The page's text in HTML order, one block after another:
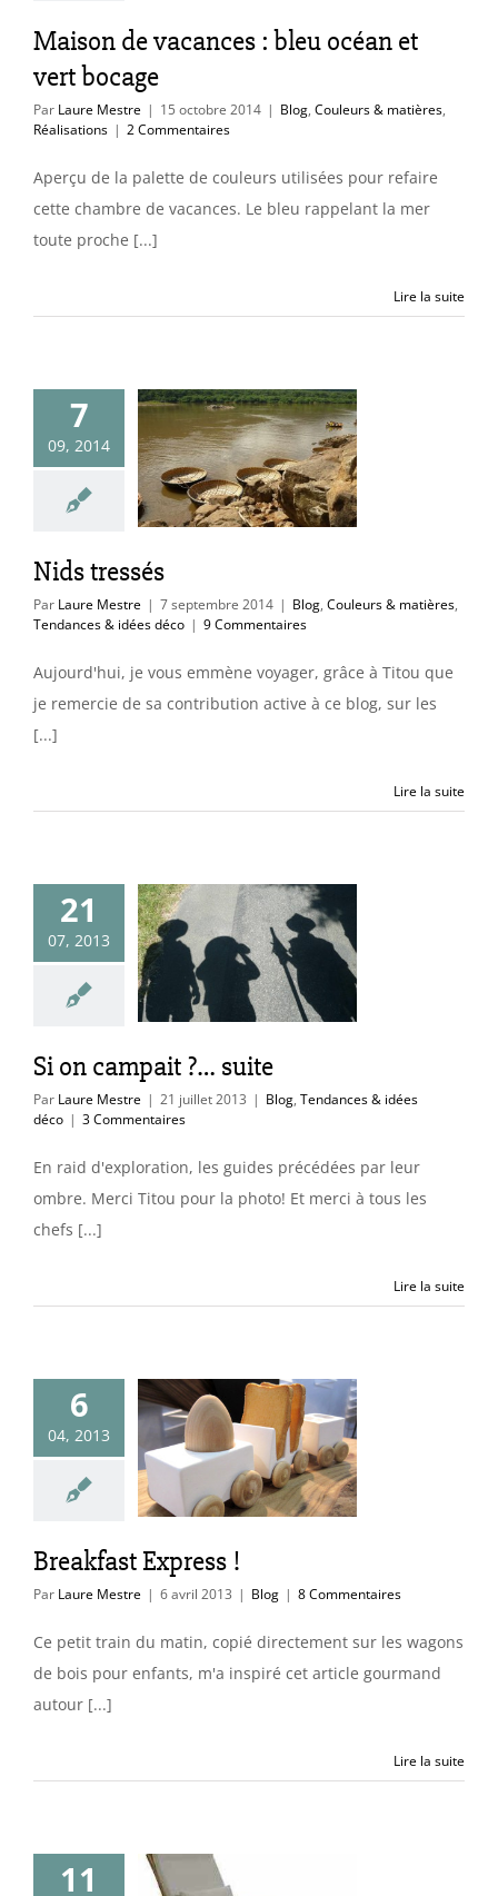
Maison de vacances : bleu océan et
vert bocage
Par Laure Mestre | 15 octobre 2014 | Blog, Couleurs & matières,
Réalisations | 2 Commentaires
Aperçu de la palette de couleurs utilisées pour refaire
cette chambre de vacances. Le bleu rappelant la mer
toute proche [...]
Lire la suite
7
09, 2014
tressés
& matières
& idées déco
Nids tressés
Par Laure Mestre | 7 septembre 2014 | Blog, Couleurs & matières,
Tendances & idées déco | 9 Commentaires
Aujourd'hui, je vous emmène voyager, grâce à Titou que
je remercie de sa contribution active à ce blog, sur les
[...]
Lire la suite
21
07, 2013
?…
suite
& idées
Si on campait ?… suite
Par Laure Mestre | 21 juillet 2013 | Blog, Tendances & idées
déco | 3 Commentaires
En raid d'exploration, les guides précédées par leur
ombre. Merci Titou pour la photo! Et merci à tous les
chefs [...]
Lire la suite
6
04, 2013
Express !
Breakfast Express !
Par Laure Mestre | 6 avril 2013 | Blog | 8 Commentaires
Ce petit train du matin, copié directement sur les wagons
de bois pour enfants, m'a inspiré cet article gourmand
autour [...]
Lire la suite
11